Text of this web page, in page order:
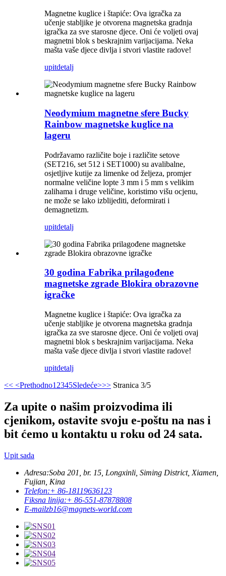
Magnetne kuglice i štapiće: Ova igračka za
učenje stabljike je otvorena magnetska gradnja
igračka za sve starosne djece. Oni će voljeti ovaj
magnetni blok s beskrajnim varijacijama. Neka
mašta vaše djece divlja i stvori vlastite radove!
upitdetalj
Neodymium magnetne sfere Bucky
Rainbow magnetske kuglice na
lageru
Podržavamo različite boje i različite setove
(SET216, set 512 i SET1000) su avalibalne,
osjetljive kutije za limenke od željeza, promjer
normalne veličine lopte 3 mm i 5 mm s velikim
zalihama i druge veličine, koristimo višu ocjenu,
ne može se lako izblijediti, deformirati i
demagnetizm.
upitdetalj
30 godina Fabrika prilagođene
magnetske zgrade Blokira obrazovne
igračke
Magnetne kuglice i štapiće: Ova igračka za
učenje stabljike je otvorena magnetska gradnja
igračka za sve starosne djece. Oni će voljeti ovaj
magnetni blok s beskrajnim varijacijama. Neka
mašta vaše djece divlja i stvori vlastite radove!
upitdetalj
<< <Prethodno1 2345Sledeće>>> Stranica 3/5
Za upite o našim proizvodima ili
cjenikom, ostavite svoju e-poštu na nas i
bit ćemo u kontaktu u roku od 24 sata.
Upit sada
Adresa:Soba 201, br. 15, Longxinli, Siming District, Xiamen,
Fujian, Kina
Telefon:+ 86-18119636123
Fiksna linija:+ 86-551-87878808
E-mailzb16@magnets-world.com